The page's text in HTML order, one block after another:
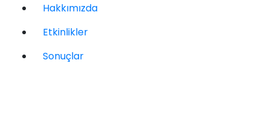
Hakkımızda
Etkinlikler
Sonuçlar